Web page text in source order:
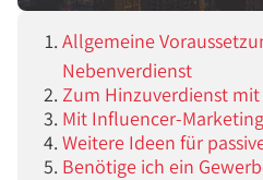
Allgemeine
Nebenverdienst
Zum Hinzuverdienst
Mit Influencer-
Weitere Ideen für
Benötige ich ein